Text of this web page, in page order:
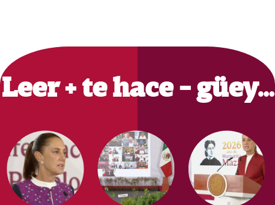
Primary
Sidebar
Leer + te hace - güey…